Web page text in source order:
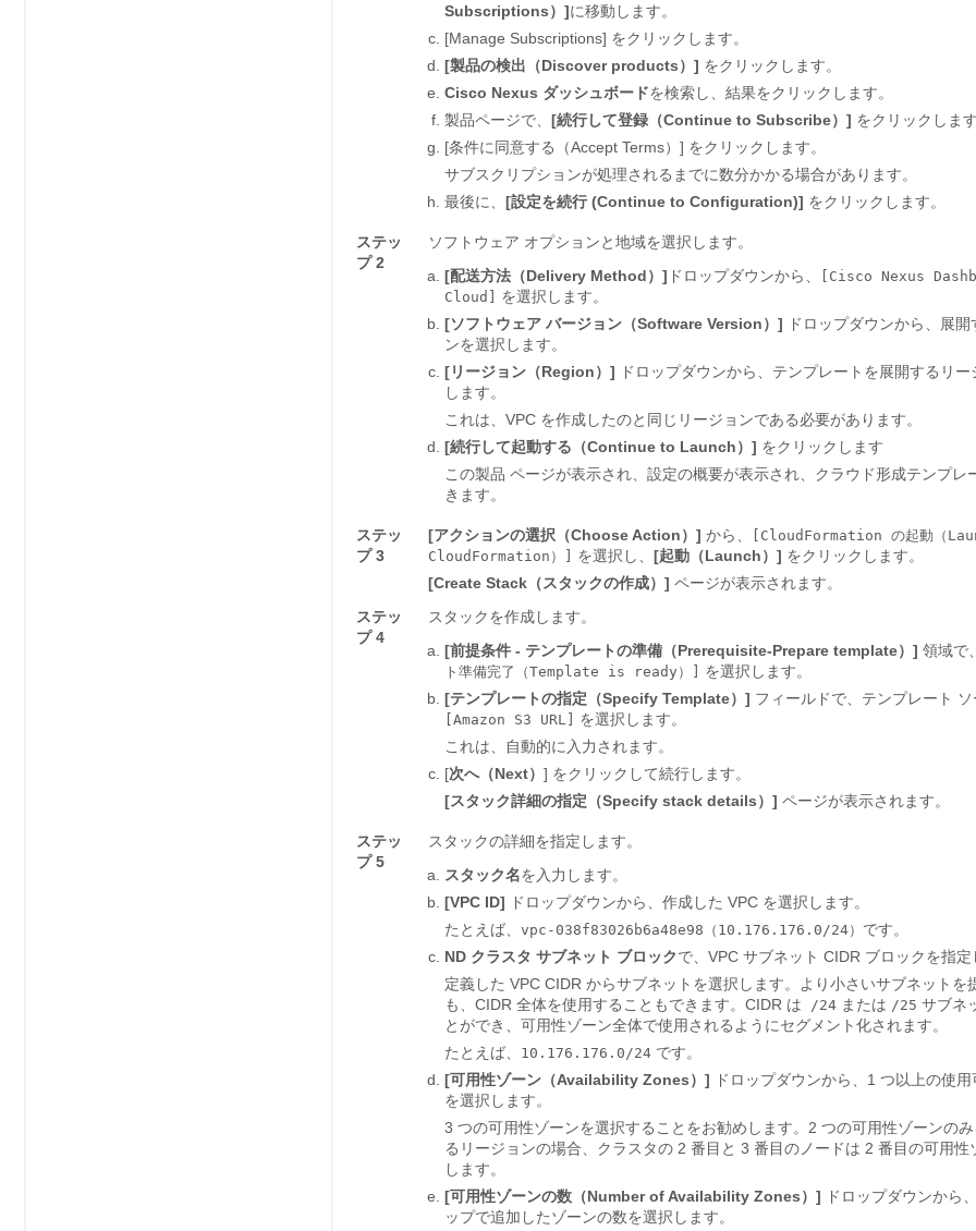
Subscriptions）]に移動します。
[Manage Subscriptions] をクリックします。
[製品の検出（Discover products）] をクリックします。
Cisco Nexus ダッシュボードを検索し、結果をクリックします。
製品ページで、 [続行して登録（Continue to Subscribe）] をクリックします
[条件に同意する（Accept Terms）] をクリックします。
サブスクリプションが処理されるまでに数分かかる場合があります。
最後に、 [設定を続行 (Continue to Configuration)] をクリックします。
ステッ
プ 2
ソフトウェア オプションと地域を選択します。
[配送方法（Delivery Method）] ドロップダウンから、
[Cisco Nexus
Cloud]
を選択します。
[ソフトウェア バージョン（Software Version）] ドロップダウンから、展開
ンを選択します。
[リージョン（Region）] ドロップダウンから、テンプレートを展開するリー
します。
これは、VPC を作成したのと同じリージョンである必要があります。
[続行して起動する（Continue to Launch）] をクリックします
この製品 ページが表示され、設定の概要が表示され、クラウド形成テンプレ
きます。
ステッ
プ 3
[アクションの選択（Choose Action）] から、
[CloudFormation の起動（
CloudFormation）]
を選択し、 [起動（Launch）] をクリックします。
[Create Stack（スタックの作成）] ページが表示されます。
ステッ
プ 4
スタックを作成します。
[前提条件 - テンプレートの準備（Prerequisite-Prepare template）] 領域で、
ト準備完了（Template is ready）]
を選択します。
[テンプレートの指定（Specify Template）] フィールドで、テンプレート ソ
[Amazon S3 URL]
を選択します。
これは、自動的に入力されます。
[次へ（Next） ] をクリックして続行します。
[スタック詳細の指定（Specify stack details）] ページが表示されます。
ステッ
プ 5
スタックの詳細を指定します。
スタック名を入力します。
[VPC ID] ドロップダウンから、作成した VPC を選択します。
たとえば、 vpc-038f83026b6a48e98（10.176.176.0/24） です。
ND クラスタ サブネット ブロックで、VPC サブネット CIDR ブロックを指定
定義した VPC CIDR からサブネットを選択します。より小さいサブネットを
も、CIDR 全体を使用することもできます。CIDR は /24 または /25 サブネ
とができ、可用性ゾーン全体で使用されるようにセグメント化されます。
たとえば、 10.176.176.0/24 です。
[可用性ゾーン（Availability Zones）] ドロップダウンから、1 つ以上の使
を選択します。
3 つの可用性ゾーンを選択することをお勧めします。2 つの可用性ゾーンの
るリージョンの場合、クラスタの 2 番目と 3 番目のノードは 2 番目の可用性
します。
[可用性ゾーンの数（Number of Availability Zones）] ドロップダウンから
ップで追加したゾーンの数を選択します。